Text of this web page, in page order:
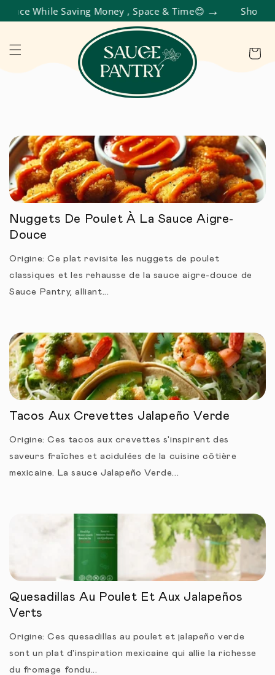
ET PASSER AU CONTENU
While Saving Money , Space & Time😊 Shop
Panier
Nuggets De Poulet À La Sauce Aigre-
Douce
Origine: Ce plat revisite les nuggets de poulet
classiques et les rehausse de la sauce aigre-douce de
Sauce Pantry, alliant...
Tacos Aux Crevettes Jalapeño Verde
Origine: Ces tacos aux crevettes s'inspirent des
saveurs fraîches et acidulées de la cuisine côtière
mexicaine. La sauce Jalapeño Verde...
Quesadillas Au Poulet Et Aux Jalapeños
Verts
Origine: Ces quesadillas au poulet et jalapeño verde
sont un plat d'inspiration mexicaine qui allie la richesse
du fromage fondu...